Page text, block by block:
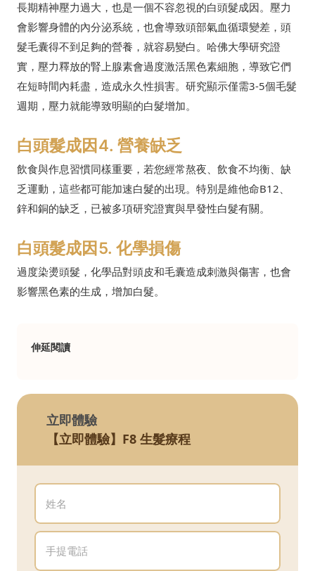
長期精神壓力過大，也是一個不容忽視的白頭髮成因。壓力
會影響身體的內分泌系統，也會導致頭部氣血循環變差，頭
髮毛囊得不到足夠的營養，就容易變白。哈佛大學研究證
實，壓力釋放的腎上腺素會過度激活黑色素細胞，導致它們
在短時間內耗盡，造成永久性損害。研究顯示僅需3-5個毛髮
週期，壓力就能導致明顯的白髮增加。
白頭髮成因4. 營養缺乏
飲食與作息習慣同樣重要，若您經常熬夜、飲食不均衡、缺
乏運動，這些都可能加速白髮的出現。特別是維他命B12、
鋅和銅的缺乏，已被多項研究證實與早發性白髮有關。
白頭髮成因5. 化學損傷
過度染燙頭髮，化學品對頭皮和毛囊造成刺激與傷害，也會
影響黑色素的生成，增加白髮。
伸延閱讀
立即體驗
【立即體驗】F8 生髮療程